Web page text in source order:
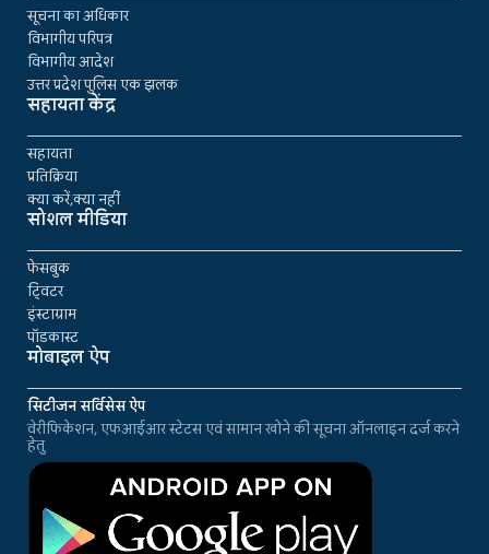
सूचना का अधिकार
विभागीय परिपत्र
विभागीय आदेश
उत्तर प्रदेश पुलिस एक झलक
सहायता केंद्र
सहायता
प्रतिक्रिया
क्या करें,क्या नहीं
सोशल मीडिया
फेसबुक
ट्विटर
इंस्टाग्राम
पॉडकास्ट
मोबाइल ऐप
सिटीजन सर्विसेस ऐप
वेरीफिकेशन, एफआईआर स्टेटस एवं सामान खोने की सूचना ऑनलाइन दर्ज करने
हेतु